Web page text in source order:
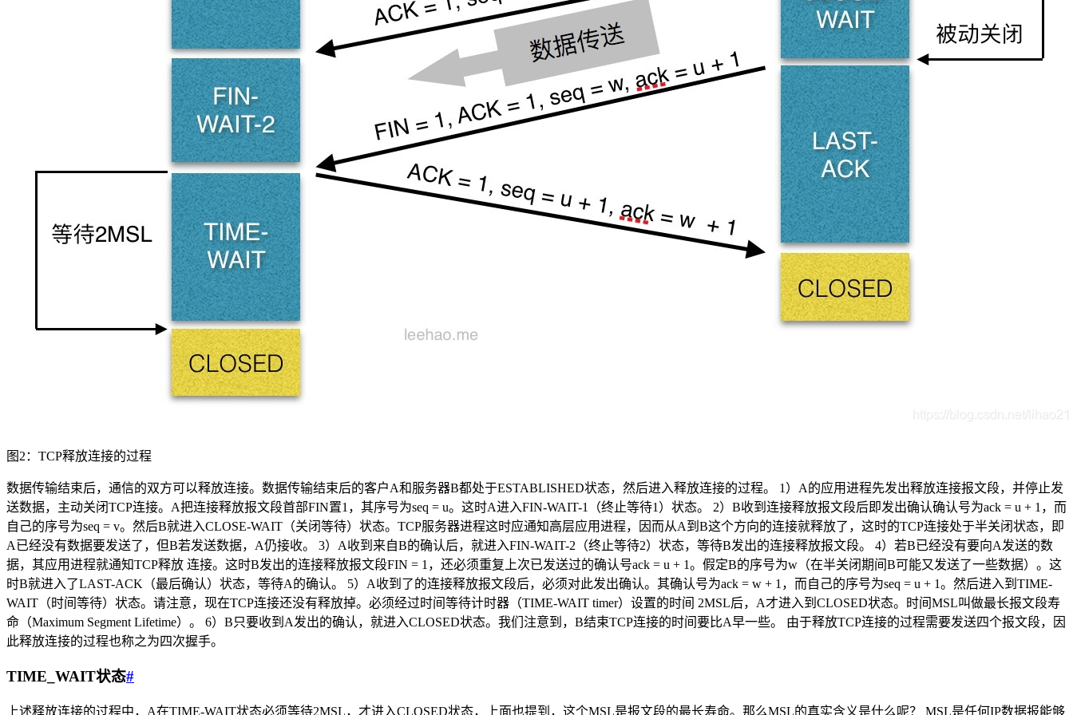
图2：TCP释放连接的过程
数据传输结束后，通信的双方可以释放连接。数据传输结束后的客户A和服务器B都处于ESTABLISHED状态，然后进入释放连接的过程。 1）A的应用进程先发出释放连接报文段，并停止发
送数据，主动关闭TCP连接。A把连接释放报文段首部FIN置1，其序号为seq = u。这时A进入FIN-WAIT-1（终止等待1）状态。 2）B收到连接释放报文段后即发出确认确认号为ack = u + 1，而
自己的序号为seq = v。然后B就进入CLOSE-WAIT（关闭等待）状态。TCP服务器进程这时应通知高层应用进程，因而从A到B这个方向的连接就释放了，这时的TCP连接处于半关闭状态，即
A已经没有数据要发送了，但B若发送数据，A仍接收。 3）A收到来自B的确认后，就进入FIN-WAIT-2（终止等待2）状态，等待B发出的连接释放报文段。 4）若B已经没有要向A发送的数
据，其应用进程就通知TCP释放 连接。这时B发出的连接释放报文段FIN = 1，还必须重复上次已发送过的确认号ack = u + 1。假定B的序号为w（在半关闭期间B可能又发送了一些数据）。这
时B就进入了LAST-ACK（最后确认）状态，等待A的确认。 5）A收到了的连接释放报文段后，必须对此发出确认。其确认号为ack = w + 1，而自己的序号为seq = u + 1。然后进入到TIME-
WAIT（时间等待）状态。请注意，现在TCP连接还没有释放掉。必须经过时间等待计时器（TIME-WAIT timer）设置的时间 2MSL后，A才进入到CLOSED状态。时间MSL叫做最长报文段寿
命（Maximum Segment Lifetime）。 6）B只要收到A发出的确认，就进入CLOSED状态。我们注意到，B结束TCP连接的时间要比A早一些。 由于释放TCP连接的过程需要发送四个报文段，因
此释放连接的过程也称之为四次握手。
TIME_WAIT状态#
上述释放连接的过程中，A在TIME-WAIT状态必须等待2MSL，才进入CLOSED状态，上面也提到，这个MSL是报文段的最长寿命。那么MSL的真实含义是什么呢？ MSL是任何IP数据报能够